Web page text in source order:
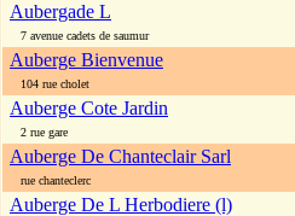
Aubergade L
7 avenue cadets de saumur
Auberge Bienvenue
104 rue cholet
Auberge Cote Jardin
2 rue gare
Auberge De Chanteclair Sarl
rue chanteclerc
Auberge De L Herbodiere (l)